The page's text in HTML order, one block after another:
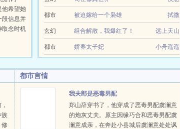
一个不占
直是你见
此，你
他希望她
信息并
取念时机
了他——
开始也
误依
取念
未想象
己，想
有光明
都市 被迫嫁给一个枭雄 拭微
玄幻 组合解散，我爆红了！ 远上天山
都市 娇养太子妃 小舟遥遥
族
都市言情
我夫郎是恶毒男配
郑山辞穿书了，他穿成了恶毒男配虞澜意
的炮灰丈夫。原主因缘巧合和恶毒男配虞
澜意成亲，在奔赴小县城后虞澜意处处讽